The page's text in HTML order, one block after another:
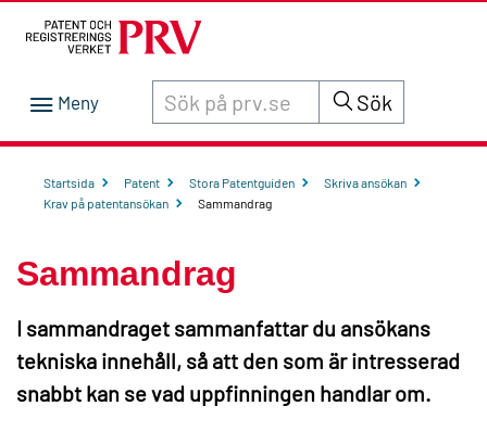
Sök innehåll på siten prv.se Sök
Startsida Patent Stora Patentguiden
Skriva ansökan
Krav på patentansökan
Sammandrag
Sammandrag
I sammandraget sammanfattar du ansökans
tekniska innehåll, så att den som är intresserad
snabbt kan se vad uppfinningen handlar om.